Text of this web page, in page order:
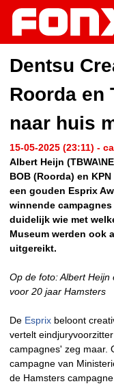
Dentsu
Roorda en
naar huis
15-05-2025 (23:11) -
Albert Heijn
BOB (Roorda) en
een gouden Esprix
winnende
duidelijk wie met
Museum werden ook
uitgereikt.
Op de foto: Albert Heijn
voor 20 jaar Hamsters
De Esprix beloont
vertelt eindjuryvoorzitter
campagnes' zeg maar.
campagne van
de Hamsters